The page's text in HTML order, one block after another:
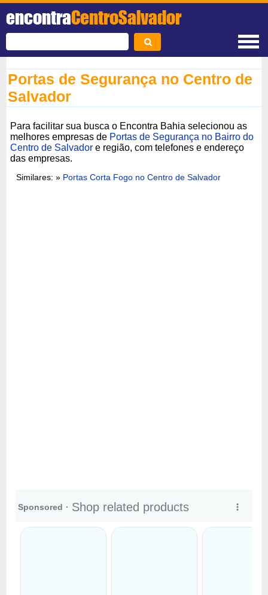
encontraCentroSalvador
Portas de Segurança no Centro de
Salvador
Para facilitar sua busca o Encontra Bahia selecionou as
melhores empresas de Portas de Segurança no Bairro do
Centro de Salvador e região, com telefones e endereço
das empresas.
Similares: » Portas Corta Fogo no Centro de Salvador